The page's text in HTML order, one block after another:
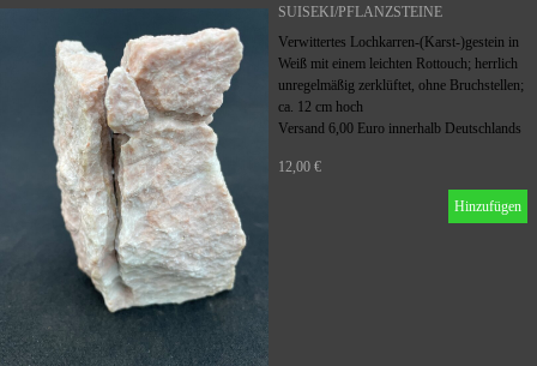
SUISEKI/PFLANZSTEINE
Verwittertes Lochkarren-(Karst-)gestein in
Weiß mit einem leichten Rottouch; herrlich
unregelmäßig zerklüftet, ohne Bruchstellen;
ca. 12 cm hoch
Versand 6,00 Euro innerhalb Deutschlands
12,00 €
Hinzufügen